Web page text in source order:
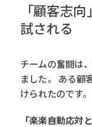
「顧客志
試される
チームの奮闘は
ました。 ある顧
けられたのです。
「楽楽自動応対